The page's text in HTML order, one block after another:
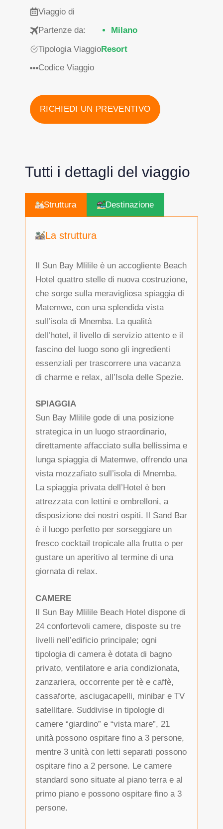
Viaggio di
Partenze da:
Milano
Tipologia ViaggioResort
Codice Viaggio
RICHIEDI UN PREVENTIVO
Tutti i dettagli del viaggio
Struttura Destinazione
La struttura
Il Sun Bay Mlilile è un accogliente Beach
Hotel quattro stelle di nuova costruzione,
che sorge sulla meravigliosa spiaggia di
Matemwe, con una splendida vista
sull’isola di Mnemba. La qualità
dell’hotel, il livello di servizio attento e il
fascino del luogo sono gli ingredienti
essenziali per trascorrere una vacanza
di charme e relax, all’Isola delle Spezie.
SPIAGGIA
Sun Bay Mlilile gode di una posizione
strategica in un luogo straordinario,
direttamente affacciato sulla bellissima e
lunga spiaggia di Matemwe, offrendo una
vista mozzafiato sull’isola di Mnemba.
La spiaggia privata dell’Hotel è ben
attrezzata con lettini e ombrelloni, a
disposizione dei nostri ospiti. Il Sand Bar
è il luogo perfetto per sorseggiare un
fresco cocktail tropicale alla frutta o per
gustare un aperitivo al termine di una
giornata di relax.
CAMERE
Il Sun Bay Mlilile Beach Hotel dispone di
24 confortevoli camere, disposte su tre
livelli nell’edificio principale; ogni
tipologia di camera è dotata di bagno
privato, ventilatore e aria condizionata,
zanzariera, occorrente per tè e caffè,
cassaforte, asciugacapelli, minibar e TV
satellitare. Suddivise in tipologie di
camere “giardino” e “vista mare”, 21
unità possono ospitare fino a 3 persone,
mentre 3 unità con letti separati possono
ospitare fino a 2 persone. Le camere
standard sono situate al piano terra e al
primo piano e possono ospitare fino a 3
persone.